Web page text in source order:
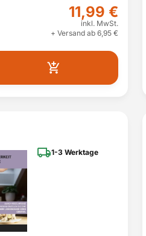
11,99 €
inkl. MwSt.
+ Versand ab 6,95 €
1-3 Werktage